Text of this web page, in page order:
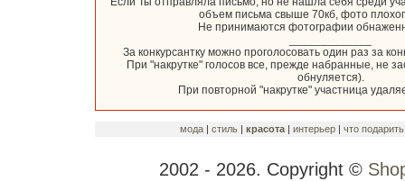
объем письма свыше 70кб, фото
Не принимаются фотографии
За конкурсантку можно проголосовать один раз за
При "накрутке" голосов все, прежде набранные, не
обнуляется).
При повторной "накрутке" участница
мода | стиль| красота| интерьер| что подарить
2002 - 2026. Copyright ©